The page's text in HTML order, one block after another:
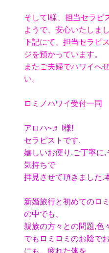
そしてI様、担当セラピ
ようで、安心いたしまし
下記にて、担当セラピ
ジを預かっています。
またご夫婦でハワイへ
い。
ロミノハワイ受付一同
アロハ~♬ I様!
セラピストです.
嬉しいお便り,ご丁寧に
気持ちで
拝見させて頂きました.
新婚旅行と初めてのロ
の中でも、
親族の方々との問題,色
でもロミロミのお陰で
にも、疲れた体を